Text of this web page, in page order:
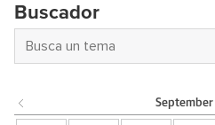
Buscador
September